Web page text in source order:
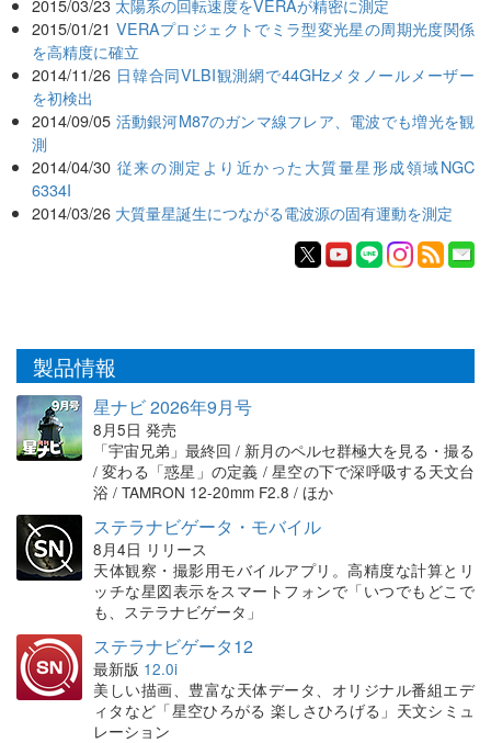
2015/03/23 太陽系の回転速度をVERAが精密に測定
2015/01/21 VERAプロジェクトでミラ型変光星の周期光度関係
を高精度に確立
2014/11/26 日韓合同VLBI観測網で44GHzメタノールメーザー
を初検出
2014/09/05 活動銀河M87のガンマ線フレア、電波でも増光を観
測
2014/04/30 従来の測定より近かった大質量星形成領域NGC
6334I
2014/03/26 大質量星誕生につながる電波源の固有運動を測定
製品情報
星ナビ 2026年9月号
8月5日 発売
「宇宙兄弟」最終回 / 新月のペルセ群極大を見る・撮る
/ 変わる「惑星」の定義 / 星空の下で深呼吸する天文台
浴 / TAMRON 12-20mm F2.8 / ほか
ステラナビゲータ・モバイル
8月4日 リリース
天体観察・撮影用モバイルアプリ。高精度な計算とリ
ッチな星図表示をスマートフォンで「いつでもどこで
も、ステラナビゲータ」
ステラナビゲータ12
最新版 12.0i
美しい描画、豊富な天体データ、オリジナル番組エデ
ィタなど「星空ひろがる 楽しさひろげる」天文シミュ
レーション